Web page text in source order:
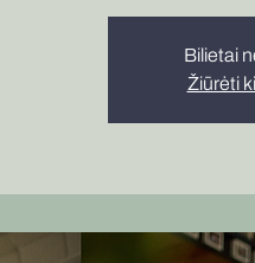
Bilietai
Žiūrėti